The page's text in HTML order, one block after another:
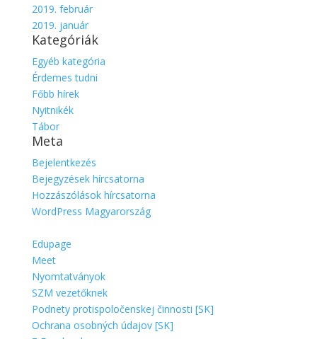
2019. február
2019. január
Kategóriák
Egyéb kategória
Érdemes tudni
Főbb hírek
Nyitnikék
Tábor
Meta
Bejelentkezés
Bejegyzések hírcsatorna
Hozzászólások hírcsatorna
WordPress Magyarország
Edupage
Meet
Nyomtatványok
SZM vezetőknek
Podnety protispoločenskej činnosti [SK]
Ochrana osobných údajov [SK]